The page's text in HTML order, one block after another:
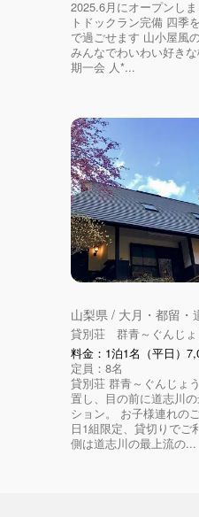
2025.6月にオープンし
トドックラン完備 四季
で過ごせます 山小屋風
みんなでわいわい好き
期一会 人*...
山梨県 / 大月・都留・
貸別荘 群青～ぐんじょ
料金：1泊1名（平日）
定員：8名
貸別荘 群青～ぐんじょ
置し、目の前に道志川
ション。 お子様連れの
日1組限定、貸切りでご
側は道志川の最上流の...